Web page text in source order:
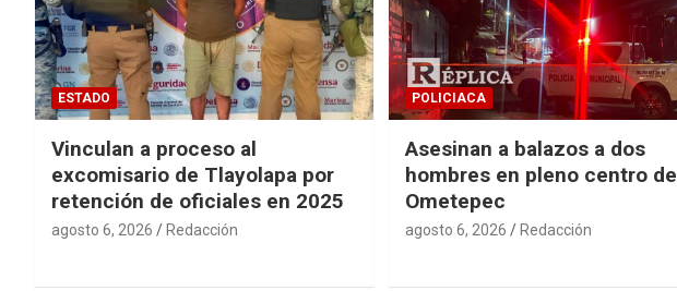
ESTADO
Vinculan a proceso al
excomisario de Tlayolapa por
retención de oficiales en 2025
agosto 6, 2026 Redacción
POLICIACA
Asesinan a balazos a dos
hombres en pleno centro de
Ometepec
agosto 6, 2026 Redacción